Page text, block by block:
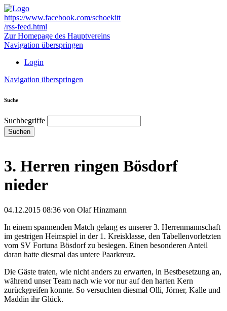
https://www.facebook.com/schoekitt
/rss-feed.html
Zur Homepage des Hauptvereins
Navigation überspringen
Login
Navigation überspringen
Suche
Suchbegriffe
Suchen
3. Herren ringen Bösdorf
nieder
04.12.2015 08:36 von Olaf Hinzmann
In einem spannenden Match gelang es unserer 3. Herrenmannschaft
im gestrigen Heimspiel in der 1. Kreisklasse, den Tabellenvorletzten
vom SV Fortuna Bösdorf zu besiegen. Einen besonderen Anteil
daran hatte diesmal das untere Paarkreuz.
Die Gäste traten, wie nicht anders zu erwarten, in Bestbesetzung an,
während unser Team nach wie vor nur auf den harten Kern
zurückgreifen konnte. So versuchten diesmal Olli, Jörner, Kalle und
Maddin ihr Glück.